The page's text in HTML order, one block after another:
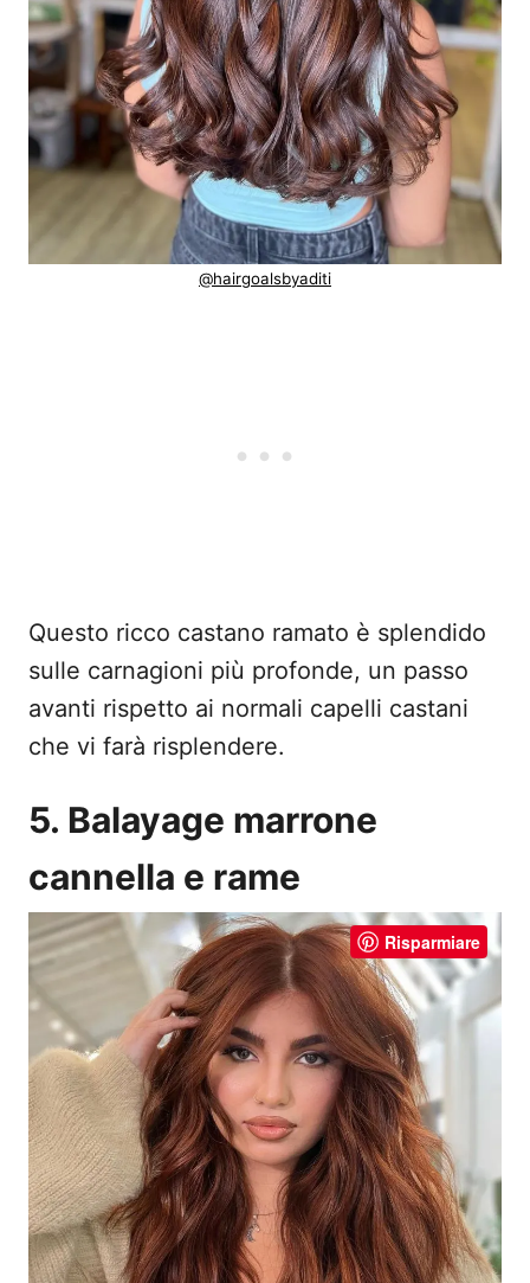
@hairgoalsbyaditi
Questo ricco castano ramato è splendido
sulle carnagioni più profonde, un passo
avanti rispetto ai normali capelli castani
che vi farà risplendere.
5. Balayage marrone
cannella e rame
Risparmiare